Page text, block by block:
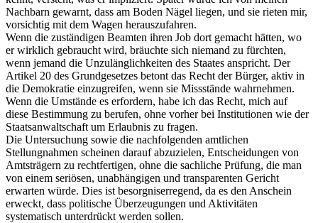
Nachbarn gewarnt, dass am Boden Nägel liegen, und sie rieten mir,
vorsichtig mit dem Wagen herauszufahren.
Wenn die zuständigen Beamten ihren Job dort gemacht hätten, wo
er wirklich gebraucht wird, bräuchte sich niemand zu fürchten,
wenn jemand die Unzulänglichkeiten des Staates anspricht. Der
Artikel 20 des Grundgesetzes betont das Recht der Bürger, aktiv in
die Demokratie einzugreifen, wenn sie Missstände wahrnehmen.
Wenn die Umstände es erfordern, habe ich das Recht, mich auf
diese Bestimmung zu berufen, ohne vorher bei Institutionen wie der
Staatsanwaltschaft um Erlaubnis zu fragen.
Die Untersuchung sowie die nachfolgenden amtlichen
Stellungnahmen scheinen darauf abzuzielen, Entscheidungen von
Amtsträgern zu rechtfertigen, ohne die sachliche Prüfung, die man
von einem seriösen, unabhängigen und transparenten Gericht
erwarten würde. Dies ist besorgniserregend, da es den Anschein
erweckt, dass politische Überzeugungen und Aktivitäten
systematisch unterdrückt werden sollen.